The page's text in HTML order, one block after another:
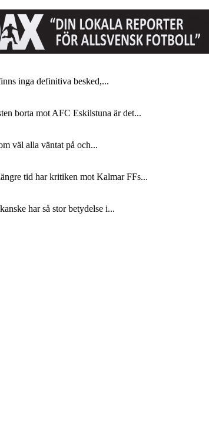
inga definitiva besked,...
borta mot AFC Eskilstuna är det...
väl alla väntat på och...
tid har kritiken mot Kalmar FFs...
har så stor betydelse i...